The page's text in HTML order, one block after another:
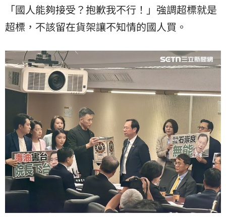
「國人能夠接受？抱歉我不行！」強調超標就是
超標，不該留在貨架讓不知情的國人買。